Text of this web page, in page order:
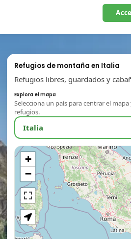
Refugios de montaña en Italia
Refugios libres, guardados y
Explora el mapa
Selecciona un país para centrar el
refugios.
+
−